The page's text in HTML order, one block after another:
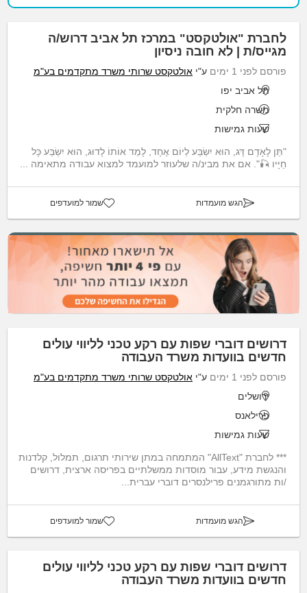
לחברת "אולטקסט" במרכז תל אביב דרוש/ה
מגייס/ת | לא חובה ניסיון
פורסם לפני 1 ימים ע"י אולטקסט שרותי משרד מתקדמים בע"מ
תל אביב יפו
משרה חלקית
שעות גמישות
"תֵּן לָאָדָם דָּג, הוּא יִשְׂבַּע לְיוֹם אֶחָד, לָמַד אוֹתוֹ לָדוּג, הוּא יִשְׂבַּע כָּל
חַיָּיו 🎣". אם את מבינ/ה שלעוזר למועמד למצוא עבודה מתאימה ...
הגש מועמדות שמור למועדפים
דרושים דוברי שפות עם רקע טכני לליווי עולים
חדשים בוועדות משרד העבודה
פורסם לפני 1 ימים ע"י אולטקסט שרותי משרד מתקדמים בע"מ
ירושלים
פרילאנס
שעות גמישות
*** לחברת "AllText" המתמחה במתן שירותי תרגום, תמלול, קלדנות
והנגשת מידע, עבור מוסדות ממשלתיים בפריסה ארצית, דרושים
/ות מתורגמנים פרילנסרים דוברי עברית...
הגש מועמדות שמור למועדפים
דרושים דוברי שפות עם רקע טכני לליווי עולים
חדשים בוועדות משרד העבודה